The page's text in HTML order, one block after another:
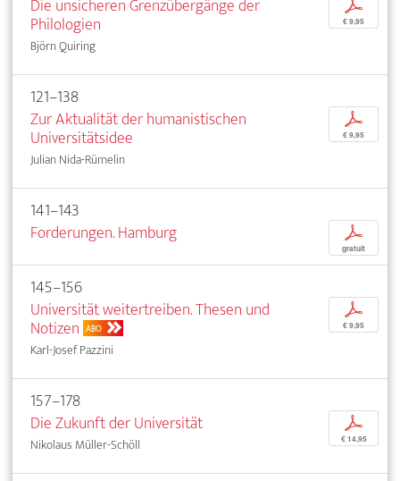
Die unsicheren Grenzübergänge der
Philologien
Björn Quiring
p
€ 9,95
121–138
Zur Aktualität der humanistischen
Universitätsidee
Julian Nida-Rümelin
p
€ 9,95
141–143
Forderungen. Hamburg
p
gratuit
145–156
Universität weitertreiben. Thesen und
Notizen ABO
Karl-Josef Pazzini
p
€ 9,95
157–178
Die Zukunft der Universität
Nikolaus Müller-Schöll
p
€ 14,95